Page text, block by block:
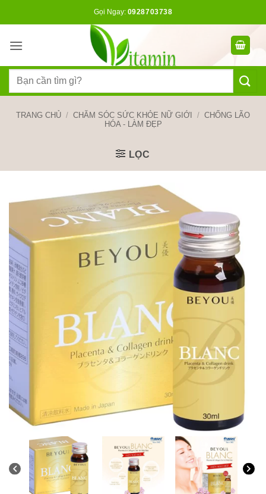
dung
Gọi Ngay: 0928703738
Tìm
TRANG CHỦ / CHĂM SÓC SỨC KHỎE NỮ GIỚI / CHỐNG LÃO
HÓA - LÀM ĐẸP
LỌC